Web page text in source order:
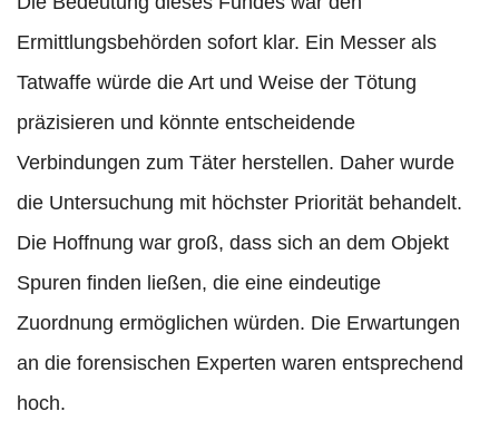
Ermittlungsbehörden sofort klar. Ein Messer als
Tatwaffe würde die Art und Weise der Tötung
präzisieren und könnte entscheidende
Verbindungen zum Täter herstellen. Daher wurde
die Untersuchung mit höchster Priorität behandelt.
Die Hoffnung war groß, dass sich an dem Objekt
Spuren finden ließen, die eine eindeutige
Zuordnung ermöglichen würden. Die Erwartungen
an die forensischen Experten waren entsprechend
hoch.